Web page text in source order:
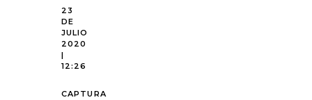
23
DE
JULIO
2020
|
12:26
CAPTURA